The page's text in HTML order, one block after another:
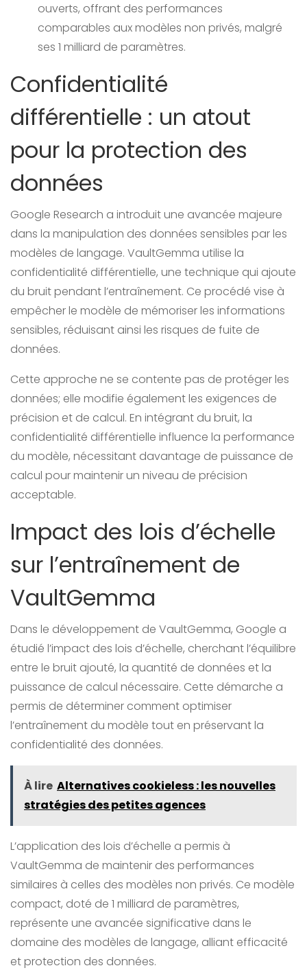
ouverts, offrant des performances
comparables aux modèles non privés, malgré
ses 1 milliard de paramètres.
Confidentialité
différentielle : un atout
pour la protection des
données
Google Research a introduit une avancée majeure
dans la manipulation des données sensibles par les
modèles de langage. VaultGemma utilise la
confidentialité différentielle, une technique qui ajoute
du bruit pendant l’entraînement. Ce procédé vise à
empêcher le modèle de mémoriser les informations
sensibles, réduisant ainsi les risques de fuite de
données.
Cette approche ne se contente pas de protéger les
données; elle modifie également les exigences de
précision et de calcul. En intégrant du bruit, la
confidentialité différentielle influence la performance
du modèle, nécessitant davantage de puissance de
calcul pour maintenir un niveau de précision
acceptable.
Impact des lois d’échelle
sur l’entraînement de
VaultGemma
Dans le développement de VaultGemma, Google a
étudié l’impact des lois d’échelle, cherchant l’équilibre
entre le bruit ajouté, la quantité de données et la
puissance de calcul nécessaire. Cette démarche a
permis de déterminer comment optimiser
l’entraînement du modèle tout en préservant la
confidentialité des données.
À lire Alternatives cookieless : les nouvelles
stratégies des petites agences
L’application des lois d’échelle a permis à
VaultGemma de maintenir des performances
similaires à celles des modèles non privés. Ce modèle
compact, doté de 1 milliard de paramètres,
représente une avancée significative dans le
domaine des modèles de langage, alliant efficacité
et protection des données.